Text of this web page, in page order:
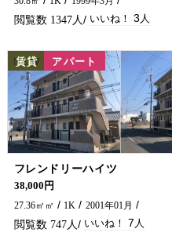
1347 3
賃貸
NEW アパート
フレンドリーハイツ
学生さん・単身の方におすすめ(*^^*) バス停近くにありますよーー！
38,000円
27.36㎡㎡
1K 2001年01月
747 7